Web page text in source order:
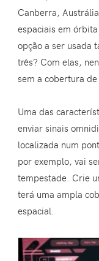
Canberra,
espaciais em
opção a ser usada
três? Com elas,
sem a cobertura
Uma das
enviar sinais
localizada num
por exemplo, vai
tempestade. Crie
terá uma ampla
espacial.